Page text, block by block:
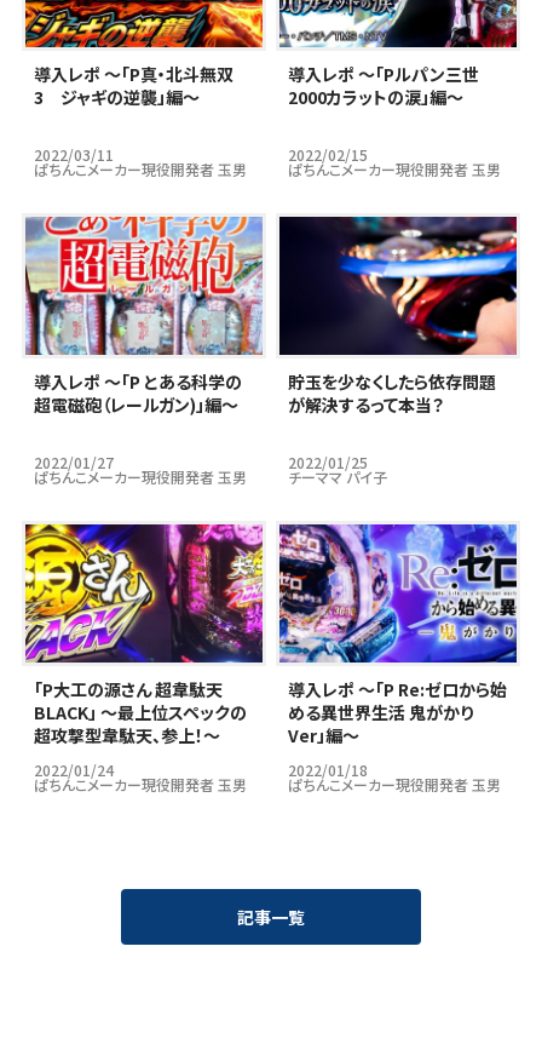
導入レポ ～「P真・北斗無双
3 ジャギの逆襲」編～
2022/03/11
ぱちんこメーカー現役開発者 玉男
導入レポ ～「Pルパン三世
2000カラットの涙」編～
2022/02/15
ぱちんこメーカー現役開発者 玉男
導入レポ ～「P とある科学の
超電磁砲（レールガン)」編～
2022/01/27
ぱちんこメーカー現役開発者 玉男
貯玉を少なくしたら依存問題
が解決するって本当？
2022/01/25
チーママ パイ子
｢P大工の源さん 超韋駄天
BLACK」 ～最上位スペックの
超攻撃型韋駄天、参上！～
2022/01/24
ぱちんこメーカー現役開発者 玉男
導入レポ ～「P Re:ゼロから始
める異世界生活 鬼がかり
Ver」編～
2022/01/18
ぱちんこメーカー現役開発者 玉男
記事一覧